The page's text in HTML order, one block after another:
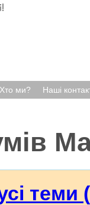
Хто ми? Наші
теми